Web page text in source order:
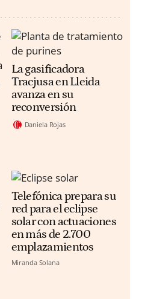
La gasificadora
Tracjusa en Lleida
avanza en su
reconversión
Daniela Rojas
Telefónica prepara su
red para el eclipse
solar con actuaciones
en más de 2.700
emplazamientos
Miranda Solana